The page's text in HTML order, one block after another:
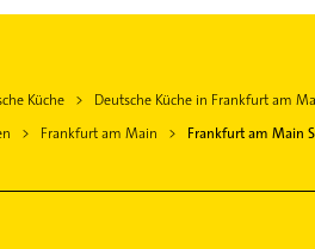
Küche Deutsche Küche in Frankfurt am
Frankfurt am Main Frankfurt am Main